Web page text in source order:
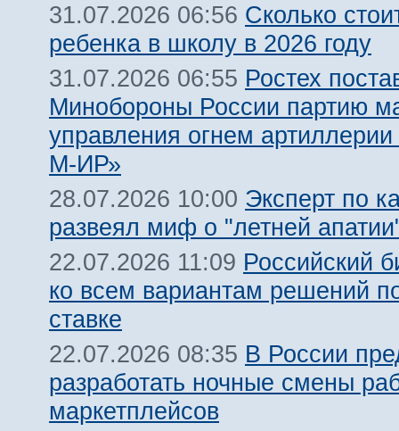
31.07.2026 06:56 Сколько
ребенка в школу в 2026 году
31.07.2026 06:55 Ростех
Минобороны России партию
управления огнем
М-ИР»
28.07.2026 10:00 Эксперт по
развеял миф о "летней
22.07.2026 11:09 Российский
ко всем вариантам решений
ставке
22.07.2026 08:35 В России
разработать ночные смены
маркетплейсов